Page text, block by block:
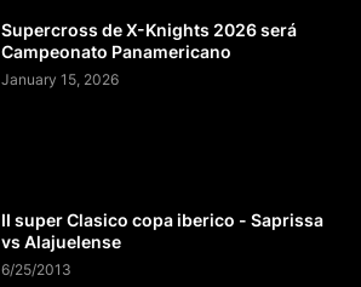
Supercross de X-Knights 2026 será
Campeonato Panamericano
January 15, 2026
II super Clasico copa iberico - Saprissa
vs Alajuelense
6/25/2013